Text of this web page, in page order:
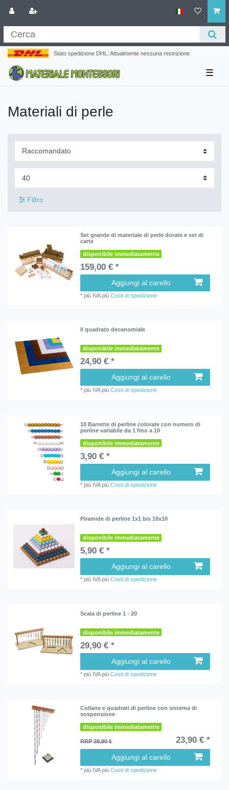
Stato spedizione DHL: Attualmente nessuna restrizione
☰
Materiali di perle
Filtro
Set grande di materiale di perle dorate e set di
carte
disponibile immediatamente
159,00 € *
Aggiungi al carello
*più IVApiùCosti di spedizione
Il quadrato decanomiale
disponibile immediatamente
24,90 € *
Aggiungi al carello
*più IVApiùCosti di spedizione
10 Barrette di perline colorate con numero di
perline variabile da 1 fino a 10
disponibile immediatamente
3,90 € *
Aggiungi al carello
*più IVApiùCosti di spedizione
Piramide di perline 1x1 bis 10x10
disponibile immediatamente
5,90 € *
Aggiungi al carello
*più IVApiùCosti di spedizione
Scala di perline 1 - 20
disponibile immediatamente
29,90 € *
Aggiungi al carello
*più IVApiùCosti di spedizione
Collane e quadrati di perline con sistema di
sospensione
disponibile immediatamente
RRP 39,90 € 23,90 € *
Aggiungi al carello
*più IVApiùCosti di spedizione